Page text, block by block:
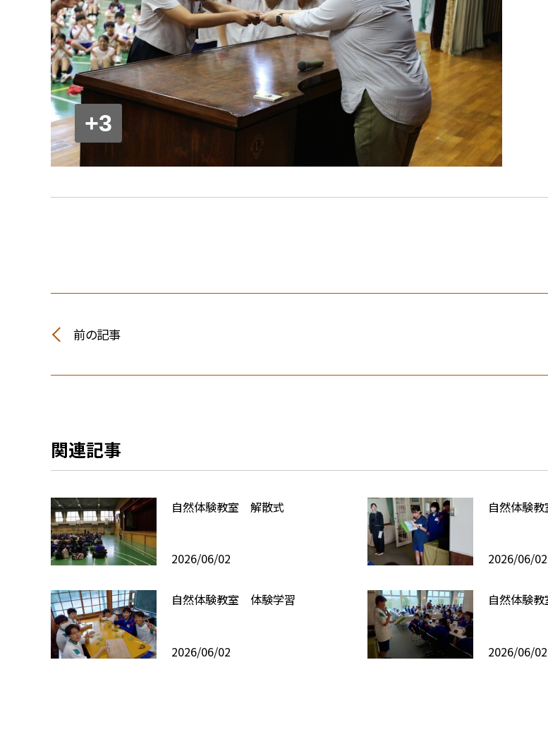
+3
前の記事
関連記事
自然体験教室 解散式
2026/06/02
自然体験
2026/06/02
自然体験教室 体験学習
2026/06/02
自然体験
2026/06/02